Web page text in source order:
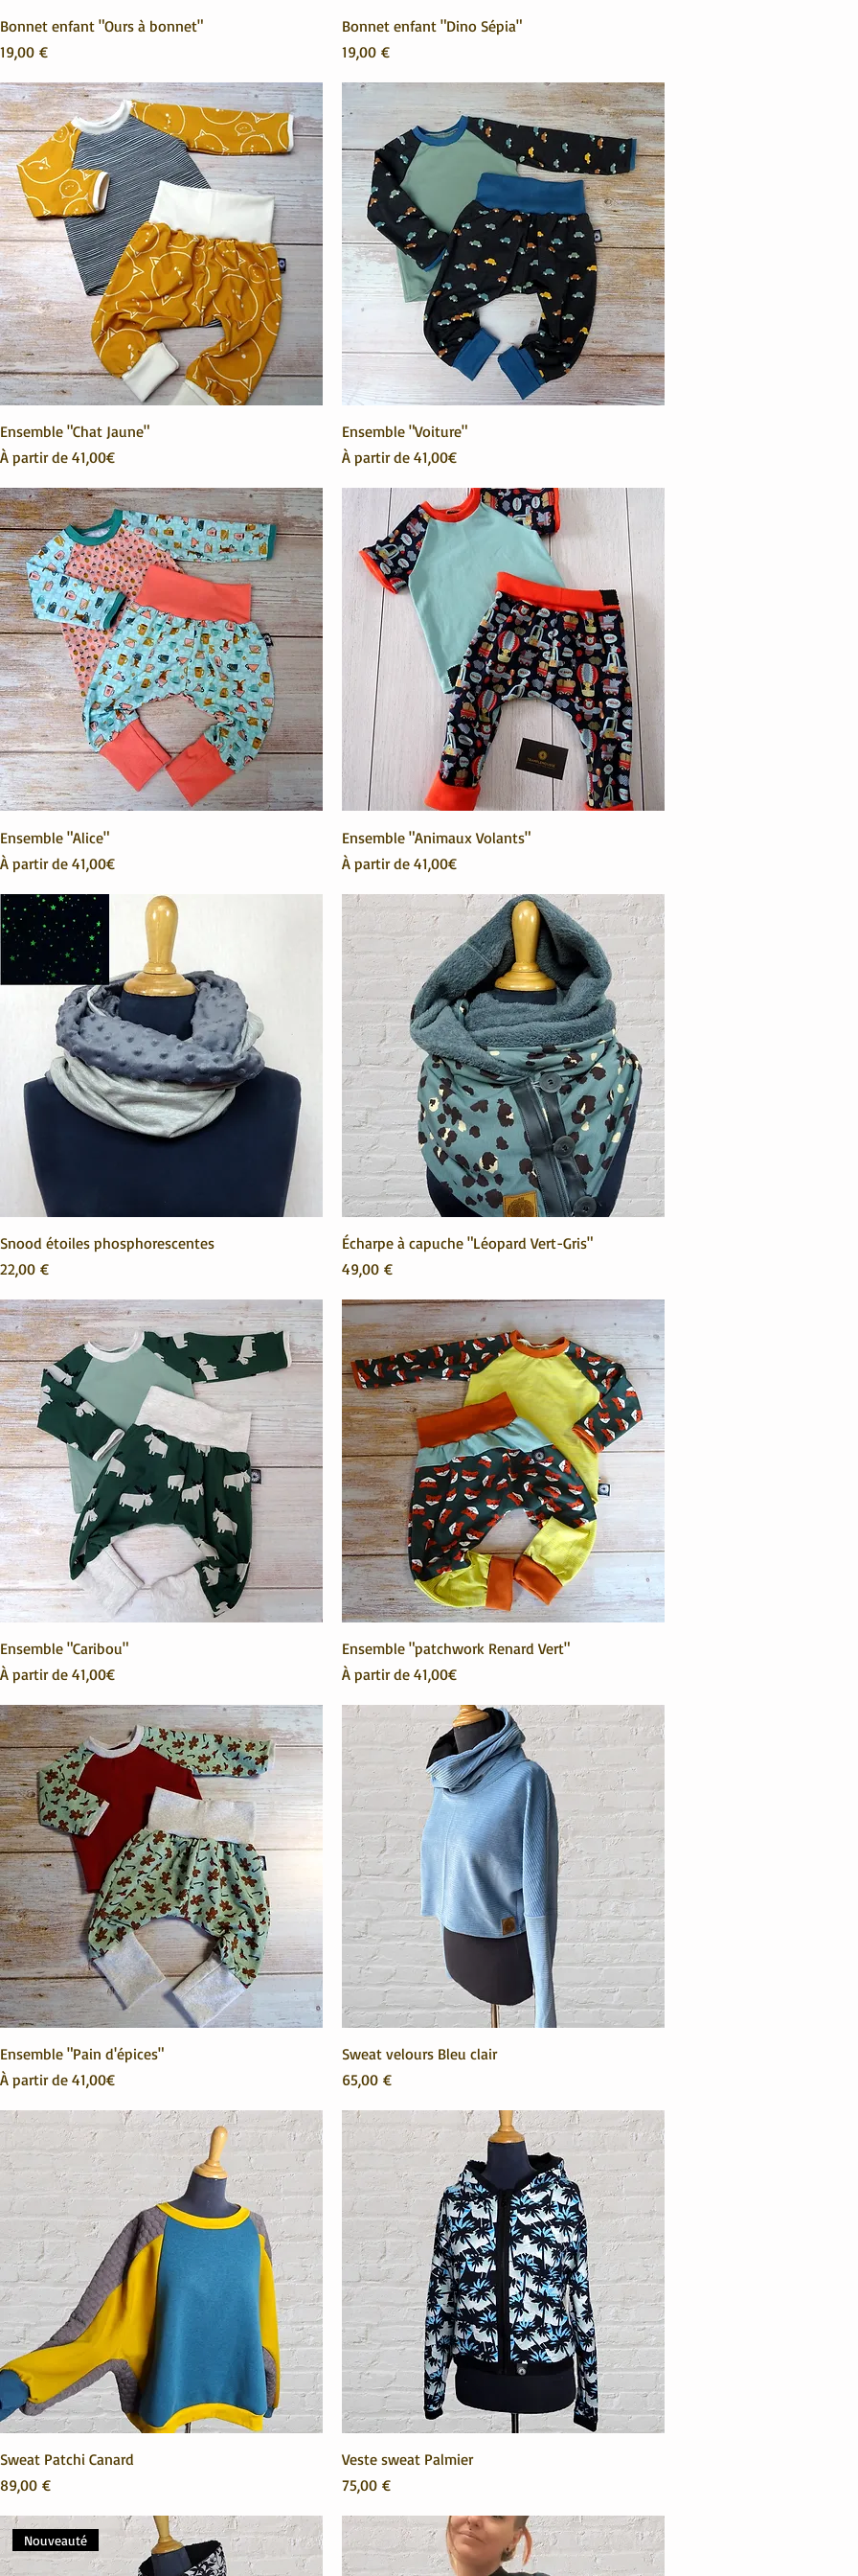
Bonnet enfant "Ours à bonnet"
Prix
19,00 €
Bonnet enfant "Dino Sépia"
Prix
19,00 €
Ensemble "Chat Jaune"
À partir de 41,00€
Prix promotionnel
Ensemble "Voiture"
À partir de 41,00€
Prix promotionnel
Ensemble "Alice"
À partir de 41,00€
Prix promotionnel
Ensemble "Animaux Volants"
À partir de 41,00€
Prix promotionnel
Snood étoiles phosphorescentes
Prix
22,00 €
Écharpe à capuche "Léopard Vert-Gris"
Prix
49,00 €
Ensemble "Caribou"
À partir de 41,00€
Prix promotionnel
Ensemble "patchwork Renard Vert"
À partir de 41,00€
Prix promotionnel
Ensemble "Pain d'épices"
À partir de 41,00€
Prix promotionnel
Sweat velours Bleu clair
Prix
65,00 €
Sweat Patchi Canard
Prix
89,00 €
Veste sweat Palmier
Prix
75,00 €
Nouveauté